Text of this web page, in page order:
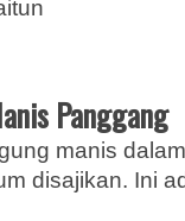
Panggang
manis
disajikan. Ini